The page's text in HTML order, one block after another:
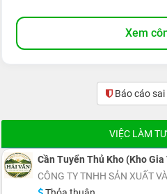
Xem
Báo cáo
VIỆC LÀM
Cần Tuyển Thủ Kho (Kho
CÔNG TY TNHH SẢN XUẤT